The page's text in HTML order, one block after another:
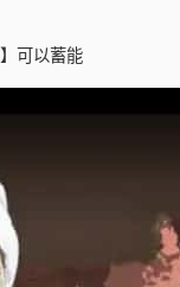
可以蓄能